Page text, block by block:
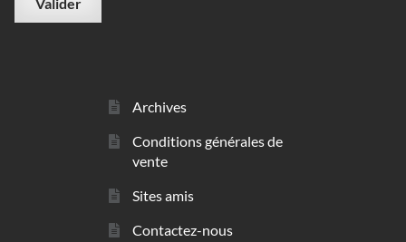
Archives
Conditions générales de
vente
Sites amis
Contactez-nous